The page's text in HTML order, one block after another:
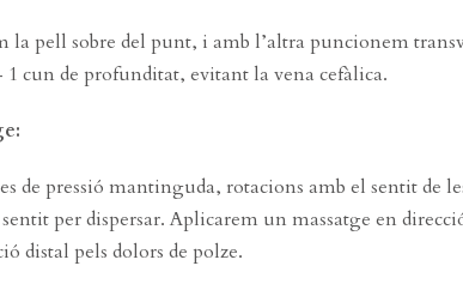
la pell sobre del punt, i amb l’altra puncionem
cun de profunditat, evitant la vena cefàlica.
de pressió mantinguda, rotacions amb el sentit de
per dispersar. Aplicarem un massatge en
distal pels dolors de polze.